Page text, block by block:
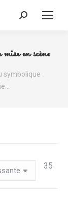
Recherche
en scène
symbolique
35